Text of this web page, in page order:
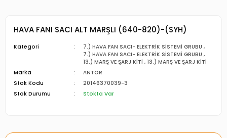
HAVA FANI SACI ALT MARŞLI (640-820)-(SYH)
Kategori 7.) HAVA FAN SACI- ELEKTRİK SİSTEMİ GRUBU ,
7.) HAVA FAN SACI- ELEKTRİK SİSTEMİ GRUBU ,
13.) MARŞ VE ŞARJ KİTİ ,13.) MARŞ VE ŞARJ KİTİ
Marka
ANTOR
Stok Kodu
20146370039-3
Stok Durumu
Stokta Var